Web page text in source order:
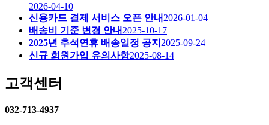
2026-04-10
신용카드 결제 서비스 오픈 안내 2026-01-04
배송비 기준 변경 안내 2025-10-17
2025년 추석연휴 배송일정 공지 2025-09-24
신규 회원가입 유의사항2025-08-14
고객센터
032-713-4937